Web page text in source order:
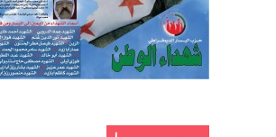
مناضل بحجم الوطن …منصور الاتاسي .
ما زلت خالدا في قلوبنا